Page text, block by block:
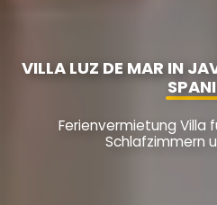
VILLA LUZ DE MAR IN
Ferienvermietung Villa
Schlafzimmern